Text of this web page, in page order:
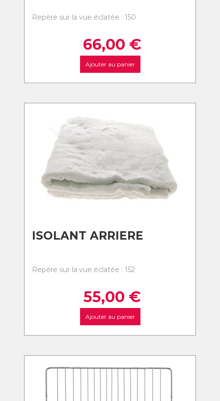
Repère sur la vue éclatée : 150
66,00 €
Ajouter au panier
ISOLANT ARRIERE
Repère sur la vue éclatée : 152
55,00 €
Ajouter au panier